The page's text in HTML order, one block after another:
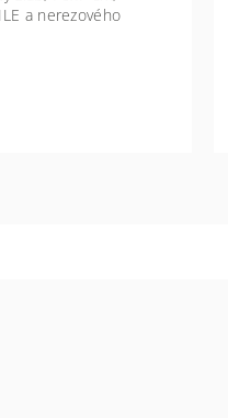
a nerezového